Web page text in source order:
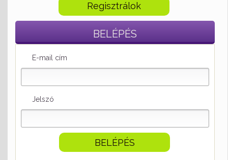
Regisztrálok
BELÉPÉS
E-mail cím
Jelszó